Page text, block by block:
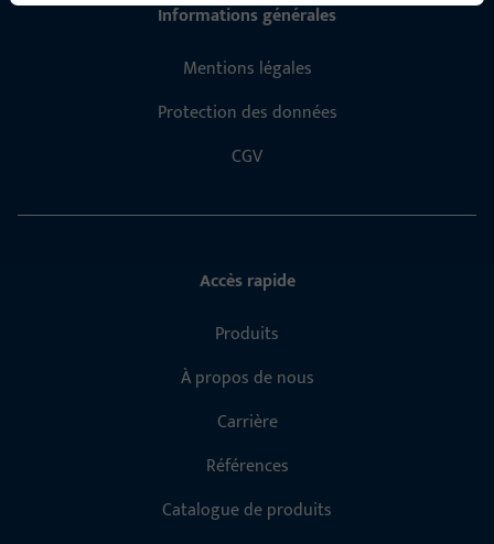
Informations générales
Mentions légales
Protection des données
CGV
Accès rapide
Produits
À propos de nous
Carrière
Références
Catalogue de produits